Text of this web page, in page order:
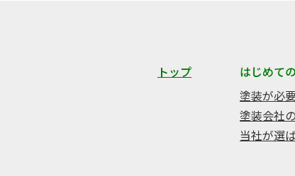
トップ
はじめて
塗装が必
塗装会社
当社が選